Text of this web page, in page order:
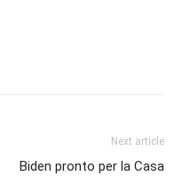
Next article
Biden pronto per la Casa